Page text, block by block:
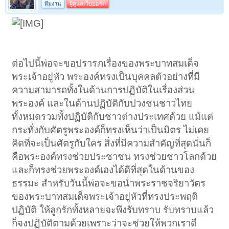
ทีมงาน
ผู้ดูแลเว็บบอร์ด
ต่อไปนี้พ่อจะขอปรารภเรื่องของพระบาทสมเด็จ
พระเจ้าอยู่หัว พระองค์ทรงเป็นบุคคลตัวอย่างที่มี
ความสามารถทั้งในด้านการปฏิบัติในเรื่องส่วน
พระองค์ และในด้านปฏิบัติกับปวงชนชาวไทย
ทั้งหมดรวมทั้งปฏิบัติกับชาวต่างประเทศด้วย แม้แต่
กระทั่งกับศัตรูพระองค์ก็ทรงเห็นว่าเป็นมิตร ไม่เคย
คิดที่จะเป็นศัตรูกับใคร สิ่งที่มีความสำคัญที่สุดนั่นก็
คือพระองค์ทรงช่วยประชาชน ทรงช่วยชาวโลกด้วย
และก็ทรงช่วยพระองค์เองได้ดีที่สุดในด้านของ
ธรรมะ สำหรับวันนี้พ่อจะขอนำพระราชจริยาวัตร
ของพระบาทสมเด็จพระเจ้าอยู่หัวที่ทรงประพฤติ
ปฏิบัติ ให้ลูกรักทั้งหลายจะพึงรับทราบ รับทราบแล้ว
ก็จงปฏิบัติตามด้วยเพราะว่าจะช่วยให้พวกเราดี